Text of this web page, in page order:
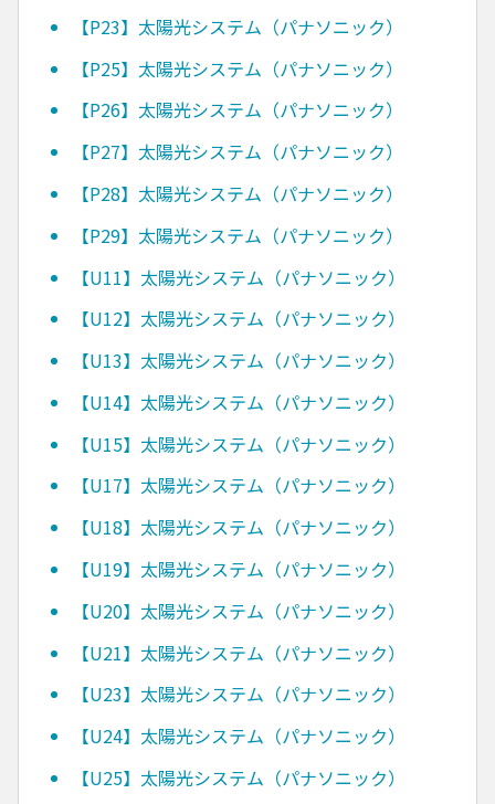
【P23】太陽光システム（パナソニック）
【P25】太陽光システム（パナソニック）
【P26】太陽光システム（パナソニック）
【P27】太陽光システム（パナソニック）
【P28】太陽光システム（パナソニック）
【P29】太陽光システム（パナソニック）
【U11】太陽光システム（パナソニック）
【U12】太陽光システム（パナソニック）
【U13】太陽光システム（パナソニック）
【U14】太陽光システム（パナソニック）
【U15】太陽光システム（パナソニック）
【U17】太陽光システム（パナソニック）
【U18】太陽光システム（パナソニック）
【U19】太陽光システム（パナソニック）
【U20】太陽光システム（パナソニック）
【U21】太陽光システム（パナソニック）
【U23】太陽光システム（パナソニック）
【U24】太陽光システム（パナソニック）
【U25】太陽光システム（パナソニック）